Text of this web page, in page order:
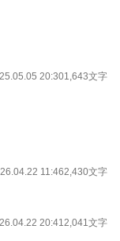
20:301,643文字
11:462,430文字
20:412,041文字